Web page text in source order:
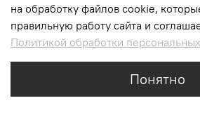
ИП Хачатрян Нелли Ашотовна
ОГРНИП:324619600223144
ИНН:616710659120
email:sens.production@yandex.ru
на обработку файлов cookie,
правильную работу сайта и
Политикой обработки
Понятно